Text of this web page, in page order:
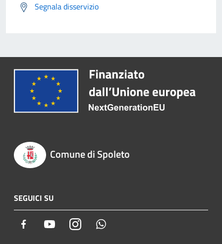
Segnala disservizio
Comune di Spoleto
SEGUICI SU
Facebook YoutubeInstagram